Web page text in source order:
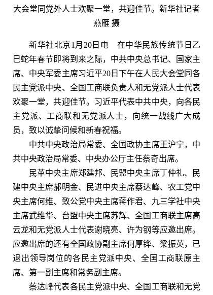
大会堂同党外人士欢聚一堂，共迎佳节。新华社记者
燕雁 摄
新华社北京1月20日电 在中华民族传统节日乙
巳蛇年春节即将到来之际，中共中央总书记、国家主
席、中央军委主席习近平20日下午在人民大会堂同各
民主党派中央、全国工商联负责人和无党派人士代表
欢聚一堂，共迎佳节。习近平代表中共中央，向各民
主党派、工商联和无党派人士，向统一战线广大成
员，致以诚挚问候和新春祝福。
中共中央政治局常委、全国政协主席王沪宁，中
共中央政治局常委、中央办公厅主任蔡奇出席。
民革中央主席郑建邦、民盟中央主席丁仲礼、民
建中央主席郝明金、民进中央主席蔡达峰、农工党中
央主席何维、致公党中央主席蒋作君、九三学社中央
主席武维华、台盟中央主席苏辉、全国工商联主席高
云龙和无党派人士代表谢晓亮、许为钢等应邀出席。
应邀出席的还有全国政协副主席何厚铧、梁振英，已
退出领导岗位的各民主党派中央、全国工商联原主
席、第一副主席和常务副主席。
蔡达峰代表各民主党派中央、全国工商联和无党